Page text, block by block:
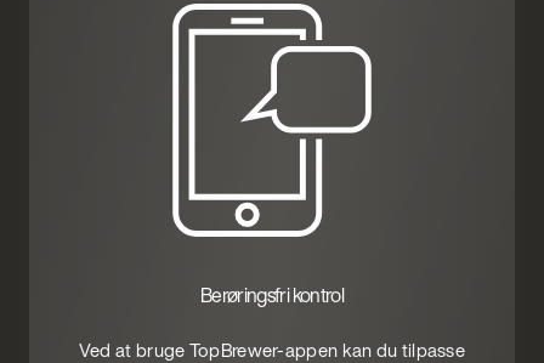
Berøringsfri kontrol
Ved at bruge TopBrewer-appen kan du tilpasse